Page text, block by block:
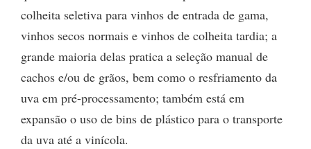
colheita seletiva para vinhos de entrada de gama,
vinhos secos normais e vinhos de colheita tardia; a
grande maioria delas pratica a seleção manual de
cachos e/ou de grãos, bem como o resfriamento da
uva em pré-processamento; também está em
expansão o uso de bins de plástico para o transporte
da uva até a vinícola.